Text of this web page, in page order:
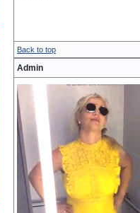
Back to top
Admin